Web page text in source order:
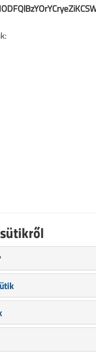
|
12 éve frissült utoljára.
aktualitásukat
lehet (képek,